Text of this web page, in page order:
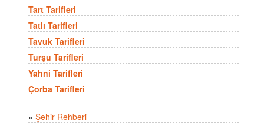
Tart Tarifleri
Tatlı Tarifleri
Tavuk Tarifleri
Turşu Tarifleri
Yahni Tarifleri
Çorba Tarifleri
» Şehir Rehberi